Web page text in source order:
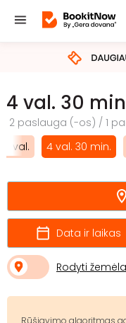
4 val. 30
2 paslauga (-os) / 1
4 val.
4 val. 30 min.
Data ir laikas
Rodyti
Rūšiavimo algoritmas